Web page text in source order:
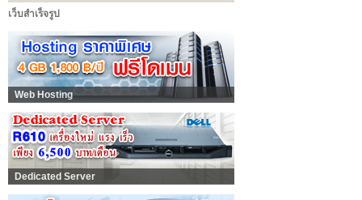
เว็บสำเร็จรูป
Web Hosting
Dedicated Server